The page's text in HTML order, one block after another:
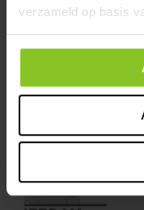
verzameld op basis
Er worden
weten of we ook op